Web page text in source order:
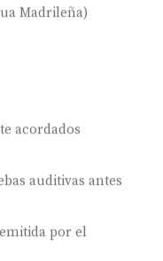
Madrileña)
acordados
auditivas antes
por el